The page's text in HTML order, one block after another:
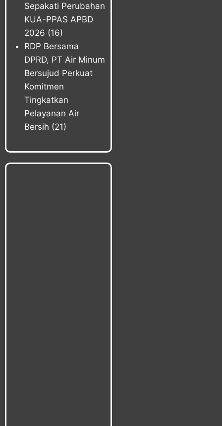
Sepakati Perubahan
KUA-PPAS APBD
2026 (16)
RDP Bersama
DPRD, PT Air Minum
Bersujud Perkuat
Komitmen
Tingkatkan
Pelayanan Air
Bersih (21)